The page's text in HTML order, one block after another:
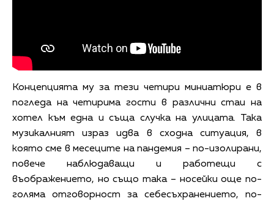
Концепцията му за тези четири миниатюри е в
погледа на четирима гости в различни стаи на
хотел към една и съща случка на улицата. Така
музикалният израз идва в сходна ситуация, в
която сме в месеците на пандемия – по-изолирани,
повече наблюдаващи и работещи с
въображението, но също така – носейки още по-
голяма отговорност за себесъхранението, по-